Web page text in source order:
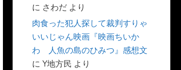
に さわだ より
肉食った犯人探して裁判すりゃ
いいじゃん映画『映画ちいか
わ 人魚の島のひみつ』感想文
に Y地方民 より